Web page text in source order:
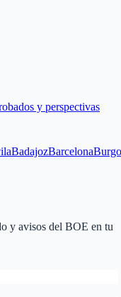
y perspectivas
BadajozBarcelona
y avisos del BOE en tu